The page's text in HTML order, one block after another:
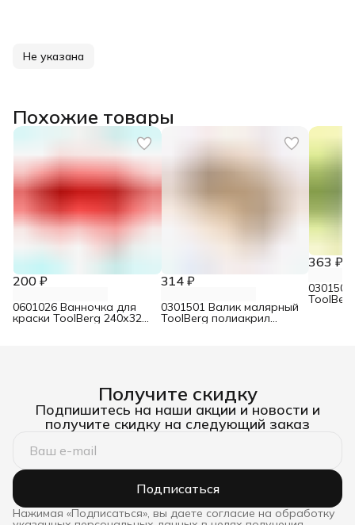
Не указана
Похожие товары
200 ₽
0601026 Ванночка для
краски ToolBerg 240х320
314 ₽
0301501 Валик малярный
ToolBerg полиакрил
363 ₽
Получите скидку
Подпишитесь на наши акции и новости и
получите скидку на следующий заказ
Подписаться
Нажимая «Подписаться», вы даете согласие на обработку